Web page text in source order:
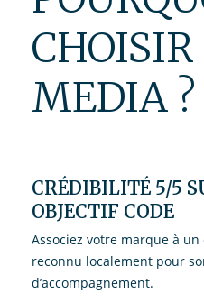
MEDIA ?
CRÉDIBILITÉ 5/5
OBJECTIF CODE
Associez votre marque à
reconnu localement pour
d’accompagnement.